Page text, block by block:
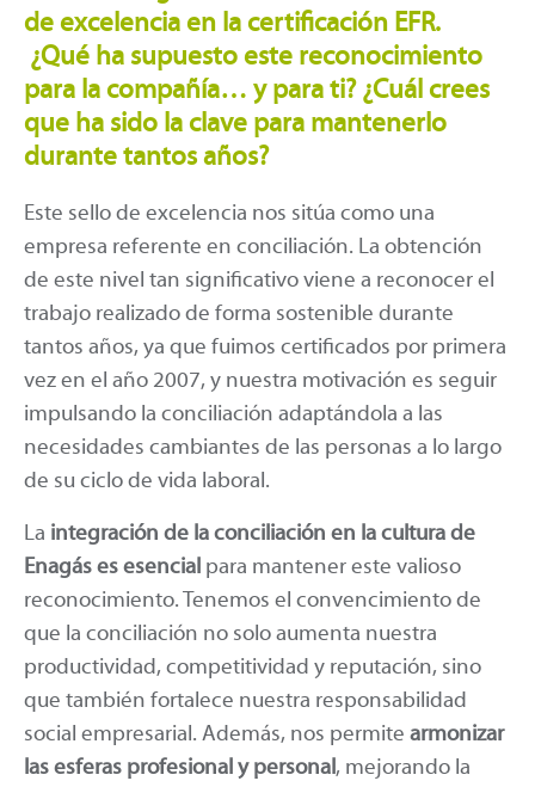
de excelencia en la certificación EFR.
¿Qué ha supuesto este reconocimiento
para la compañía… y para ti? ¿Cuál crees
que ha sido la clave para mantenerlo
durante tantos años?
Este sello de excelencia nos sitúa como una
empresa referente en conciliación. La obtención
de este nivel tan significativo viene a reconocer el
trabajo realizado de forma sostenible durante
tantos años, ya que fuimos certificados por primera
vez en el año 2007, y nuestra motivación es seguir
impulsando la conciliación adaptándola a las
necesidades cambiantes de las personas a lo largo
de su ciclo de vida laboral.
La integración de la conciliación en la cultura de
Enagás es esencial para mantener este valioso
reconocimiento. Tenemos el convencimiento de
que la conciliación no solo aumenta nuestra
productividad, competitividad y reputación, sino
que también fortalece nuestra responsabilidad
social empresarial. Además, nos permite armonizar
las esferas profesional y personal, mejorando la